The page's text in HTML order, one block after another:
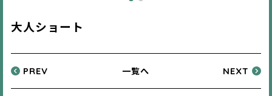
大人ショート
PREV 一覧へ NEXT